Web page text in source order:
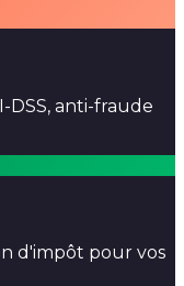
DSS, anti-fraude
d'impôt pour vos